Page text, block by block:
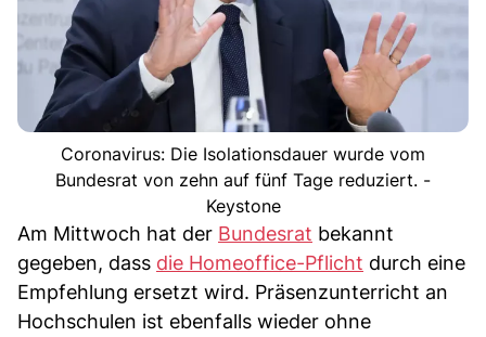
Coronavirus: Die Isolationsdauer wurde vom
Bundesrat von zehn auf fünf Tage reduziert. -
Keystone
Am Mittwoch hat der Bundesrat bekannt
gegeben, dass die Homeoffice-Pflicht durch eine
Empfehlung ersetzt wird. Präsenzunterricht an
Hochschulen ist ebenfalls wieder ohne